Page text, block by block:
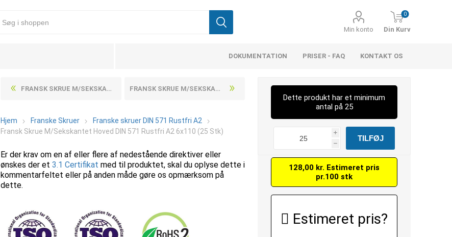
Min konto
0
Din Kurv
DOKUMENTATION PRISER - FAQ KONTAKT OS
FRANSK SKRUE M/SEKSKANTET HOVED DIN 571 RUSTFRI A2 6X100 (25 STK) FRANSK SKRUE M/SEKSKANTET HOVED DIN 571 RUSTFRI A2 6X120 (25 STK)
Hjem Franske Skruer
Franske skruer DIN 571 Rustfri A2
Fransk Skrue M/Sekskantet Hoved DIN 571 Rustfri A2 6x110 (25 Stk)
Er der krav om en af eller flere af nedestående direktiver eller
ønskes der et3.1 Certifikat med til produktet, skal du oplyse dette i
kommentarfeltet eller på anden måde gøre os opmærksom på
dette.
Dette produkt har et minimum
antal på 25
i
h
128,00 kr. Estimeret pris
pr.100 stk
Estimeret pris?